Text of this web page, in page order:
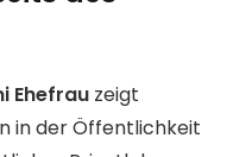
Ehefrau zeigt
in der Öffentlichkeit